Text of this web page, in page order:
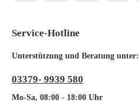
Service-Hotline
Unterstützung und Beratung unter:
03379- 9939 580
Mo-Sa, 08:00 - 18:00 Uhr